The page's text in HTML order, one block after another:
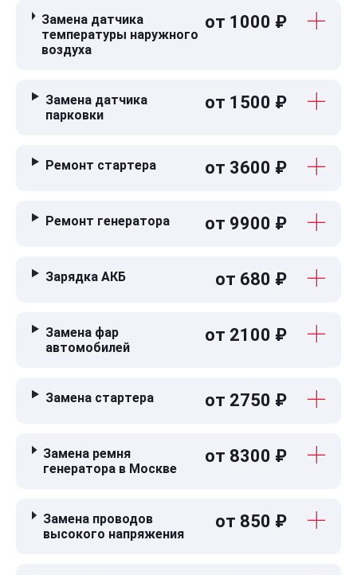
Замена датчика
температуры наружного
воздуха
от 1000 ₽
Замена датчика
парковки
от 1500 ₽
Ремонт стартера от 3600 ₽
Ремонт генератора от 9900 ₽
Зарядка АКБ от 680 ₽
Замена фар
автомобилей
от 2100 ₽
Замена стартера от 2750 ₽
Замена ремня
генератора в Москве
от 8300 ₽
Замена проводов
высокого напряжения
от 850 ₽